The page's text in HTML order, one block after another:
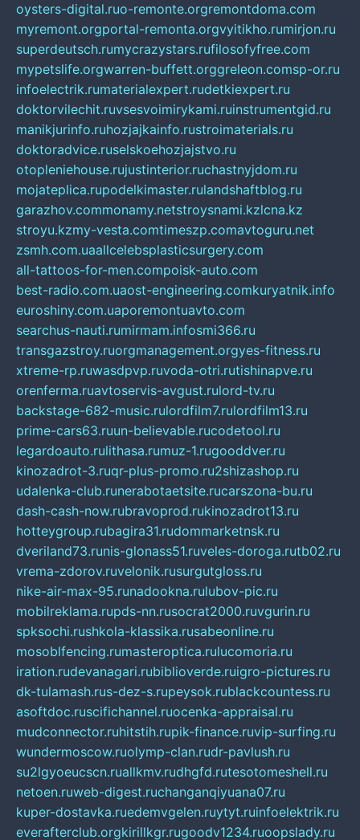
oysters-digital.ruo-remonte.orgremontdoma.com
myremont.orgportal-remonta.orgvyitikho.rumirjon.ru
superdeutsch.rumycrazystars.rufilosofyfree.com
mypetslife.orgwarren-buffett.orggreleon.comsp-or.ru
infoelectrik.rumaterialexpert.rudetkiexpert.ru
doktorvilechit.ruvsesvoimirykami.ruinstrumentgid.ru
manikjurinfo.ruhozjajkainfo.rustroimaterials.ru
doktoradvice.ruselskoehozjajstvo.ru
otopleniehouse.rujustinterior.ruchastnyjdom.ru
mojateplica.rupodelkimaster.rulandshaftblog.ru
garazhov.commonamy.netstroysnami.kzlcna.kz
stroyu.kzmy-vesta.comtimeszp.comavtoguru.net
zsmh.com.uaallcelebsplasticsurgery.com
all-tattoos-for-men.compoisk-auto.com
best-radio.com.uaost-engineering.comkuryatnik.info
euroshiny.com.uaporemontuavto.com
searchus-nauti.rumirmam.infosmi366.ru
transgazstroy.ruorgmanagement.orgyes-fitness.ru
xtreme-rp.ruwasdpvp.ruvoda-otri.rutishinapve.ru
orenferma.ruavtoservis-avgust.rulord-tv.ru
backstage-682-music.rulordfilm7.rulordfilm13.ru
prime-cars63.ruun-believable.rucodetool.ru
legardoauto.rulithasa.rumuz-1.rugooddver.ru
kinozadrot-3.ruqr-plus-promo.ru2shizashop.ru
udalenka-club.runerabotaetsite.rucarszona-bu.ru
dash-cash-now.rubravoprod.rukinozadrot13.ru
hotteygroup.rubagira31.rudommarketnsk.ru
dveriland73.runis-glonass51.ruveles-doroga.rutb02.ru
vrema-zdorov.ruvelonik.rusurgutgloss.ru
nike-air-max-95.runadookna.rulubov-pic.ru
mobilreklama.rupds-nn.rusocrat2000.ruvgurin.ru
spksochi.rushkola-klassika.rusabeonline.ru
mosoblfencing.rumasteroptica.rulucomoria.ru
iration.rudevanagari.rubiblioverde.ruigro-pictures.ru
dk-tulamash.rus-dez-s.rupeysok.rublackcountess.ru
asoftdoc.ruscifichannel.ruocenka-appraisal.ru
mudconnector.ruhitstih.rupik-finance.ruvip-surfing.ru
wundermoscow.ruolymp-clan.rudr-pavlush.ru
su2lgyoeucscn.ruallkmv.rudhgfd.rutesotomeshell.ru
netoen.ruweb-digest.ruchanganqiyuana07.ru
kuper-dostavka.ruedemvgelen.ruytyt.ruinfoelektrik.ru
everafterclub.orgkirillkgr.rugoodv1234.ruoopslady.ru